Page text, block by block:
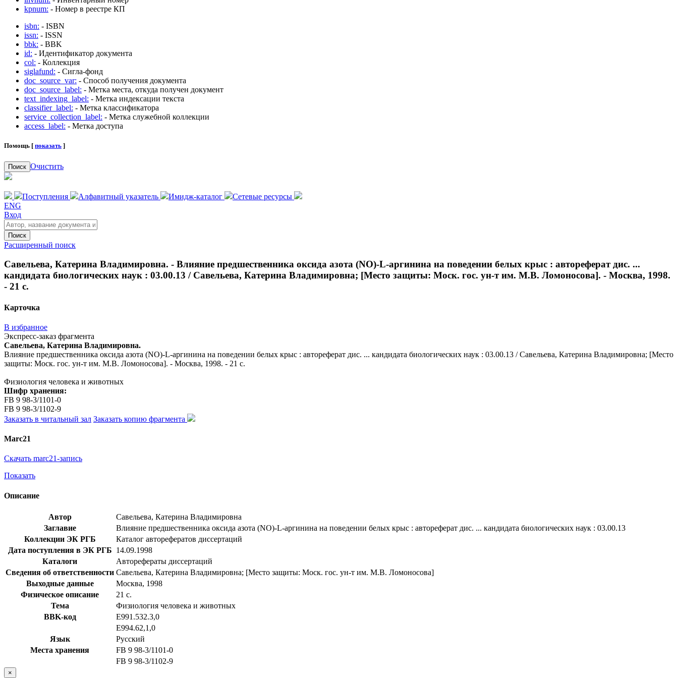
kpnum: - Номер в реестре КП
isbn: - ISBN
issn: - ISSN
bbk: - BBK
id: - Идентификатор документа
col: - Коллекция
siglafund: - Сигла-фонд
doc_source_var: - Способ получения документа
doc_source_label: - Метка места, откуда получен документ
text_indexing_label: - Метка индексации текста
classifier_label: - Метка классификатора
service_collection_label: - Метка служебной коллекции
access_label: - Метка доступа
Помощь [ показать ]
Поиск Очистить
Поступления Алфавитный указатель Имидж-каталог
Сетевые ресурсы
ENG
Вход
Поиск
Расширенный поиск
Савельева, Катерина Владимировна. - Влияние предшественника оксида азота (NO)-L-аргинина на поведении белых крыс : автореферат дис. ...
кандидата биологических наук : 03.00.13 / Савельева, Катерина Владимировна; [Место защиты: Моск. гос. ун-т им. М.В. Ломоносова]. - Москва, 1998.
- 21 с.
Карточка
В избранное
Экспресс-заказ фрагмента
Савельева, Катерина Владимировна.
Влияние предшественника оксида азота (NO)-L-аргинина на поведении белых крыс : автореферат дис. ... кандидата биологических наук : 03.00.13 / Савельева, Катерина Владимировна; [Место
защиты: Моск. гос. ун-т им. М.В. Ломоносова]. - Москва, 1998. - 21 с.
Физиология человека и животных
Шифр хранения:
FB 9 98-3/1101-0
FB 9 98-3/1102-9
Заказать в читальный зал Заказать копию фрагмента
Marc21
Скачать marc21-запись
Показать
Описание
Автор
Савельева, Катерина Владимировна
Заглавие
Влияние предшественника оксида азота (NO)-L-аргинина на поведении белых крыс : автореферат дис. ... кандидата биологических наук : 03.00.13
Коллекции ЭК РГБ
Каталог авторефератов диссертаций
Дата поступления в ЭК РГБ 14.09.1998
Каталоги
Авторефераты диссертаций
Сведения об ответственности Савельева, Катерина Владимировна; [Место защиты: Моск. гос. ун-т им. М.В. Ломоносова]
Выходные данные
Москва, 1998
Физическое описание
21 с.
Тема
Физиология человека и животных
BBK-код
Е991.532.3,0
Е994.62,1,0
Язык
Русский
Места хранения
FB 9 98-3/1101-0
FB 9 98-3/1102-9
×